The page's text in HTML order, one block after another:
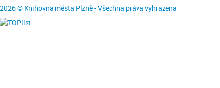
2026 © Knihovna města Plzně - Všechna práva vyhrazena